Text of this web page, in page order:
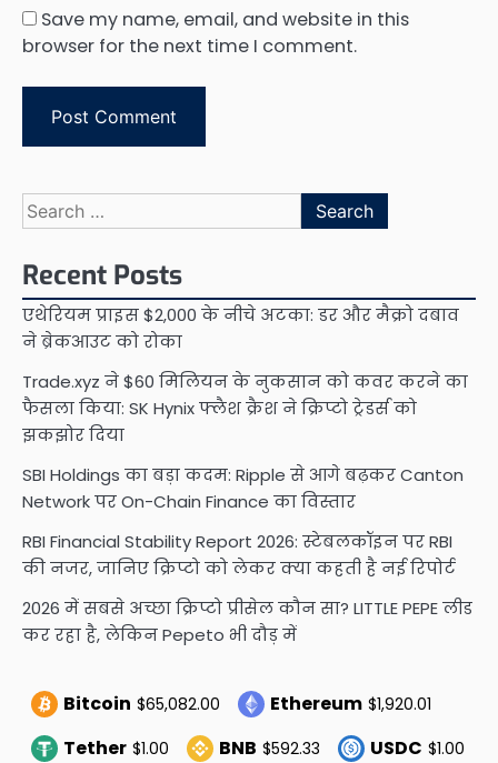
Save my name, email, and website in this
browser for the next time I comment.
Search
for:
Recent Posts
एथेरियम प्राइस $2,000 के नीचे अटका: डर और मैक्रो दबाव
ने ब्रेकआउट को रोका
Trade.xyz ने $60 मिलियन के नुकसान को कवर करने का
फैसला किया: SK Hynix फ्लैश क्रैश ने क्रिप्टो ट्रेडर्स को
झकझोर दिया
SBI Holdings का बड़ा कदम: Ripple से आगे बढ़कर Canton
Network पर On-Chain Finance का विस्तार
RBI Financial Stability Report 2026: स्टेबलकॉइन पर RBI
की नजर, जानिए क्रिप्टो को लेकर क्या कहती है नई रिपोर्ट
2026 में सबसे अच्छा क्रिप्टो प्रीसेल कौन सा? LITTLE PEPE लीड
कर रहा है, लेकिन Pepeto भी दौड़ में
Bitcoin $65,082.00 Ethereum $1,920.01
Tether $1.00 BNB $592.33 USDC $1.00